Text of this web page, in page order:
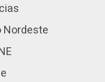
Nordeste